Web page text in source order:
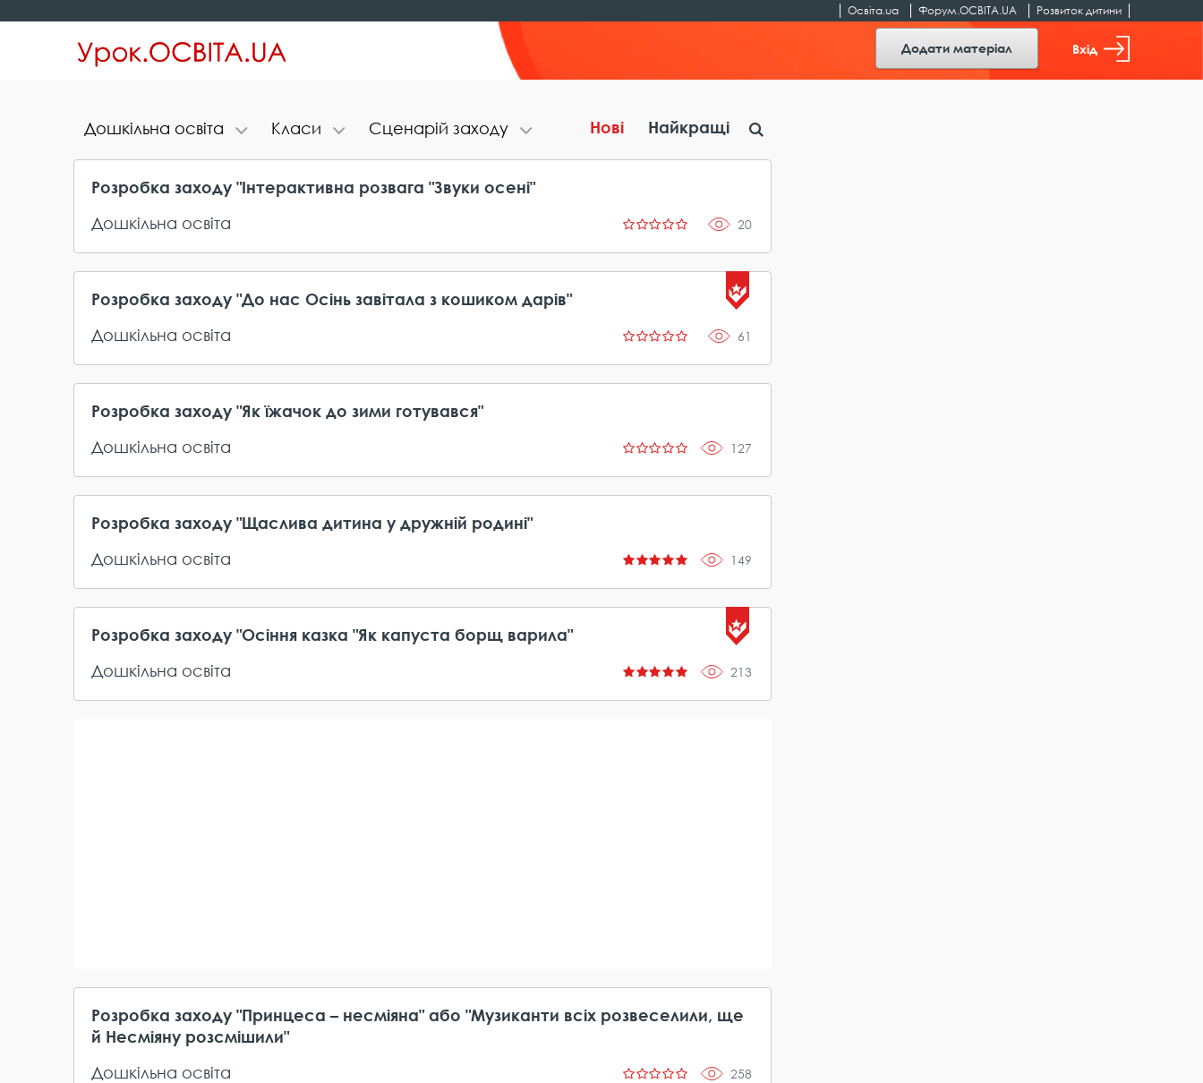
Освіта.ua Форум.ОСВІТА.UA Розвиток дитини
Додати матеріал Вхід
Д​о​ш​к​і​л​ь​н​а​ ​о​с​в​і​т​а К​л​а​с​и С​ц​е​н​а​р​і​й​ ​з​а​х​о​д​у Нові Найкращі
Розробка заходу "Інтерактивна розвага "Звуки осені"
Дошкільна освіта
20
Розробка заходу "До нас Осінь завітала з кошиком дарів"
Дошкільна освіта
61
Розробка заходу "Як їжачок до зими готувався"
Дошкільна освіта
127
Розробка заходу "Щаслива дитина у дружній родині"
Дошкільна освіта
149
Розробка заходу "Осіння казка "Як капуста борщ варила"
Дошкільна освіта
213
Розробка заходу "Принцеса – несміяна" або "Музиканти всіх розвеселили, ще
й Несміяну розсмішили"
Дошкільна освіта
258